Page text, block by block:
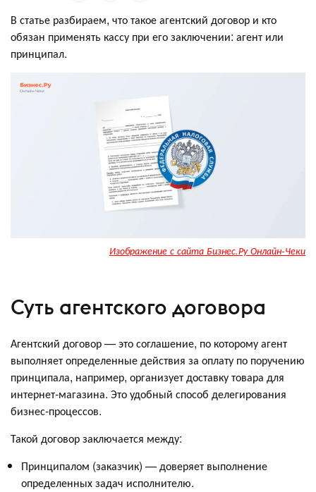
В статье разбираем, что такое агентский договор и кто
обязан применять кассу при его заключении: агент или
принципал.
Изображение с сайта Бизнес.Ру Онлайн-Чеки
Суть агентского договора
Агентский договор — это соглашение, по которому агент
выполняет определенные действия за оплату по поручению
принципала, например, организует доставку товара для
интернет-магазина. Это удобный способ делегирования
бизнес-процессов.
Такой договор заключается между:
Принципалом (заказчик) — доверяет выполнение
определенных задач исполнителю.